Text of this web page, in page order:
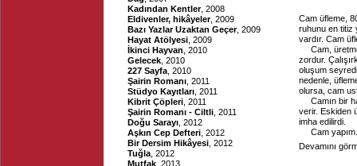
Kadından Kentler, 2008
Eldivenler, hikâyeler, 2009
Bazı Yazlar Uzaktan Geçer, 2009
Hayat Atölyesi , 2009
İkinci Hayvan , 2010
Gelecek , 2010
227 Sayfa , 2010
Şairin Romanı , 2011
Stüdyo Kayıtları , 2011
Kibrit Çöpleri , 2011
Şairin Romanı - Ciltli , 2011
Doğu Sarayı , 2012
Aşkın Cep Defteri , 2012
Bir Dersim Hikâyesi , 2012
Tuğla , 2012
Mutfak , 2013
Cam üfleme,
ruhunu en titiz
vardır. Cam
Cam,
zordur.
oluşum
nedenle,
olursa, cam
Camın bir
verir. Eskiden
imha edilirdi.
Cam
Devamını